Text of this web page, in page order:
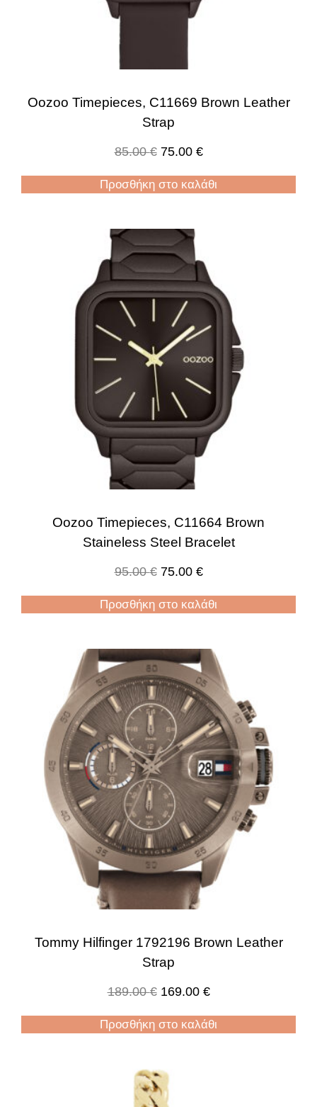
Oozoo Timepieces, C11669 Brown Leather
Strap
85.00€ 75.00 €
Προσθήκη στο καλάθι
Oozoo Timepieces, C11664 Brown
Staineless Steel Bracelet
95.00€ 75.00 €
Προσθήκη στο καλάθι
Tommy Hilfinger 1792196 Brown Leather
Strap
189.00€ 169.00 €
Προσθήκη στο καλάθι